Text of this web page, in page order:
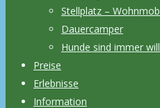
Stellplatz –
Dauercamper
Hunde sind immer
Preise
Erlebnisse
Information